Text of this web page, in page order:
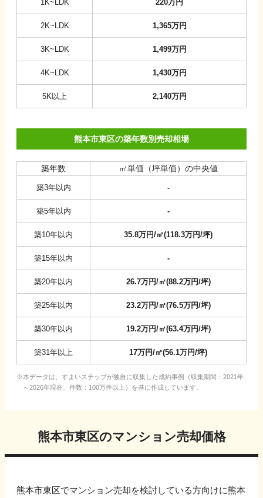
1K~LDK 220万円
2K~LDK 1,365万円
3K~LDK 1,499万円
4K~LDK 1,430万円
5K以上 2,140万円
熊本市東区の築年数別売却相場
築年数 ㎡単価（坪単価）の中央値
築3年以内 -
築5年以内 -
築10年以内 35.8万円/㎡(118.3万円/坪)
築15年以内 -
築20年以内 26.7万円/㎡(88.2万円/坪)
築25年以内 23.2万円/㎡(76.5万円/坪)
築30年以内 19.2万円/㎡(63.4万円/坪)
築31年以上 17万円/㎡(56.1万円/坪)
本データは、すまいステップが独自に収集した成約事例（収集期間：2021年
～2026年現在、件数：100万件以上）を基に作成しています。
熊本市東区のマンション売却価格
熊本市東区でマンション売却を検討している方向けに熊本